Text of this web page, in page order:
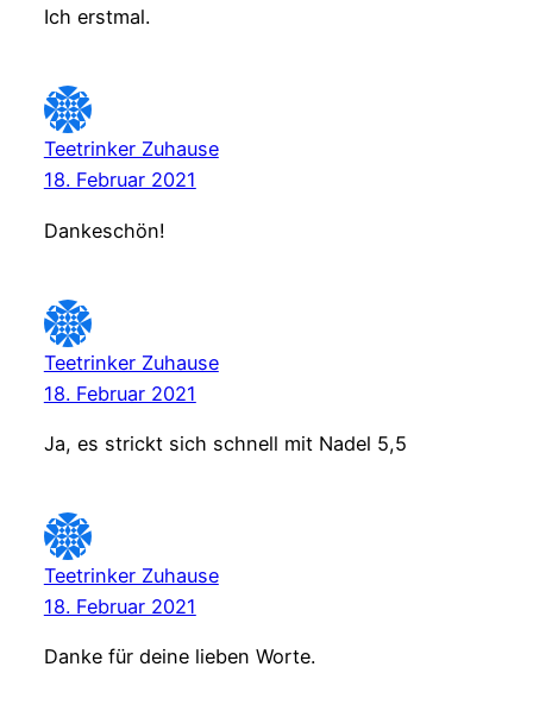
Ich erstmal.
Teetrinker Zuhause
18. Februar 2021
Dankeschön!
Teetrinker Zuhause
18. Februar 2021
Ja, es strickt sich schnell mit Nadel 5,5
Teetrinker Zuhause
18. Februar 2021
Danke für deine lieben Worte.